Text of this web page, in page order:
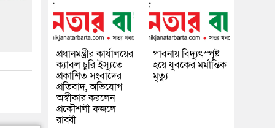
প্রধানমন্ত্রীর কার্যালয়ের
ক্যাবল চুরি ইস্যুতে
প্রকাশিত সংবাদের
প্রতিবাদ, অভিযোগ
অস্বীকার করলেন
প্রকৌশলী ফজলে
রাব্বী
পাবনায় বিদ্যুৎস্পৃষ্ট
হয়ে যুব‌কের মর্মান্তিক
মৃত্যু